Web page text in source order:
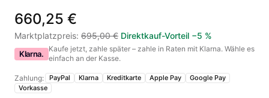
660,25 €
Marktplatzpreis: 695,00 € Direktkauf-Vorteil −5 %
Klarna. Kaufe jetzt, zahle später – zahle in Raten mit Klarna. Wähle es
einfach an der Kasse.
Zahlung: PayPal Klarna Kreditkarte Apple Pay
Google Pay
Vorkasse